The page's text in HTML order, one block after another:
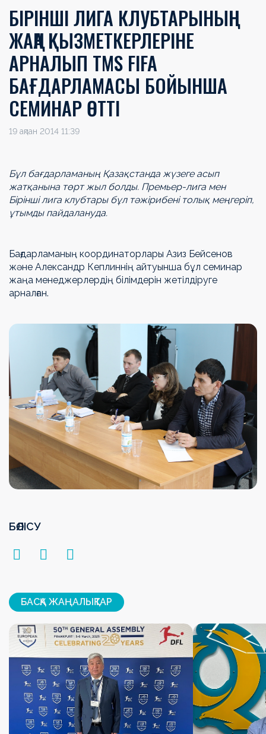
БІРІНШІ ЛИГА КЛУБТАРЫНЫҢ
ЖАҢА ҚЫЗМЕТКЕРЛЕРІНЕ
АРНАЛЫП TMS FIFA
БАҒДАРЛАМАСЫ БОЙЫНША
СЕМИНАР ӨТТІ
19 ақпан 2014 11:39
Бұл бағдарламаның Қазақстанда жүзеге асып
жатқанына төрт жыл болды. Премьер-лига мен
Бірінші лига клубтары бұл тәжірибені толық меңгеріп,
ұтымды пайдалануда.
Бағдарламаның координаторлары Азиз Бейсенов
және Александр Кеплиннің айтуынша бұл семинар
жаңа менеджерлердің білімдерін жетілдіруге
арналған.
БӨЛІСУ
БАСҚА ЖАҢАЛЫҚТАР